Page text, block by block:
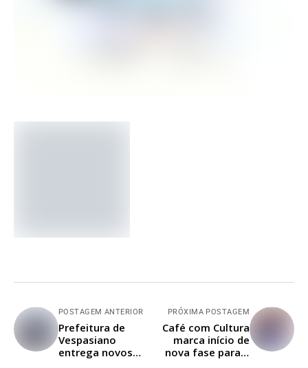
POSTAGEM ANTERIOR
Prefeitura de
Vespasiano
entrega novos
PRÓXIMA POSTAGEM
Café com Cultura
marca início de
nova fase para a